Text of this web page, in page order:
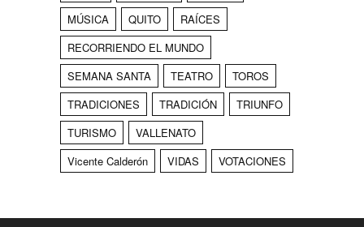
MÚSICA
QUITO
RAÍCES
RECORRIENDO EL MUNDO
SEMANA SANTA
TEATRO
TOROS
TRADICIONES
TRADICIÓN
TRIUNFO
TURISMO
VALLENATO
Vicente Calderón
VIDAS VOTACIONES